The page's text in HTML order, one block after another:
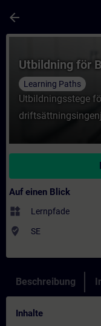
arrow_back
Kurs -
Utbildning för
Learning Paths
Utbildningsstege
Auf einen Blick
widgets Lernpfade
where_to_vote SE
Beschreibung
Inhalte